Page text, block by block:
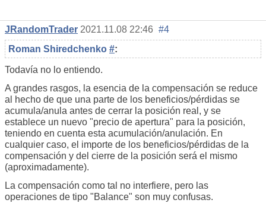
JRandomTrader 2021.11.08 22:46 #4
Roman Shiredchenko #:
Todavía no lo entiendo.
A grandes rasgos, la esencia de la compensación se reduce
al hecho de que una parte de los beneficios/pérdidas se
acumula/anula antes de cerrar la posición real, y se
establece un nuevo "precio de apertura" para la posición,
teniendo en cuenta esta acumulación/anulación. En
cualquier caso, el importe de los beneficios/pérdidas de la
compensación y del cierre de la posición será el mismo
(aproximadamente).
La compensación como tal no interfiere, pero las
operaciones de tipo "Balance" son muy confusas.